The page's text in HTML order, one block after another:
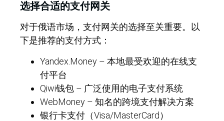
选择合适的支付网关
对于俄语市场，支付网关的选择至关重要。以
下是推荐的支付方式：
Yandex.Money – 本地最受欢迎的在线支
付平台
Qiwi钱包 – 广泛使用的电子支付系统
WebMoney – 知名的跨境支付解决方案
银行卡支付（Visa/MasterCard）